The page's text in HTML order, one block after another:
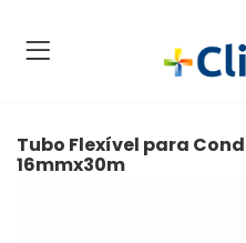
Tubo Flexível para
16mmx30m